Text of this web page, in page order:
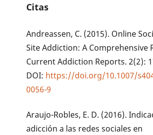
Citas
Andreassen, C. (2015). Online
Site Addiction: A Comprehensive
Current Addiction Reports. 2(2):
DOI: https://doi.org/10.1007/
0056-9
Araujo-Robles, E. D. (2016).
adicción a las redes sociales en